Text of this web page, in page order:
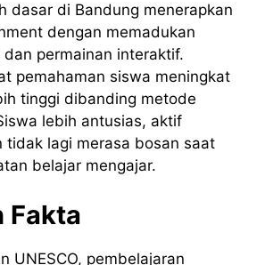
dasar di Bandung menerapkan
dengan memadukan
dan permainan interaktif.
pemahaman siswa meningkat
tinggi dibanding metode
lebih antusias, aktif
tidak lagi merasa bosan saat
belajar mengajar.
Fakta
UNESCO, pembelajaran